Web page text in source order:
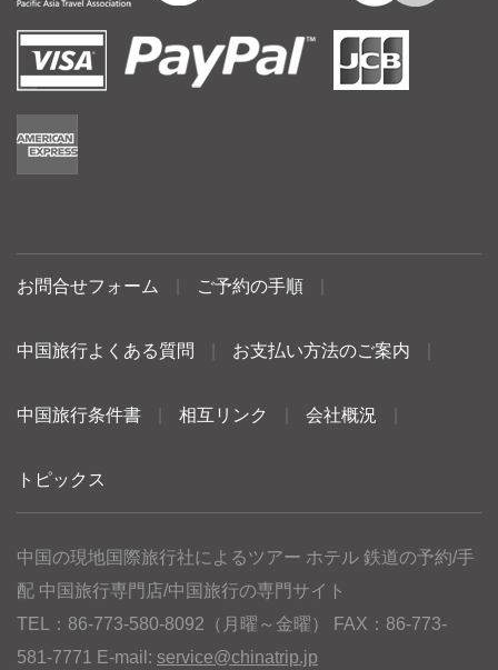
お問合せフォーム ご予約の手順
中国旅行よくある質問 お支払い方法のご案内
中国旅行条件書 相互リンク 会社概況
トピックス
中国の現地国際旅行社によるツアー ホテル 鉄道の予約/手
配 中国旅行専門店/中国旅行の専門サイト
TEL：86-773-580-8092（月曜～金曜） FAX：86-773-
581-7771 E-mail: service@chinatrip.jp